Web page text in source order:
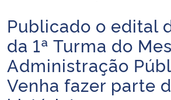
Ministério da Infraestrutura
Ministério da Agricultura, Pecuária e
Ministério da Educação
Início do conteúdo
Publicado o edital
da 1ª Turma do
Administração
Venha fazer parte